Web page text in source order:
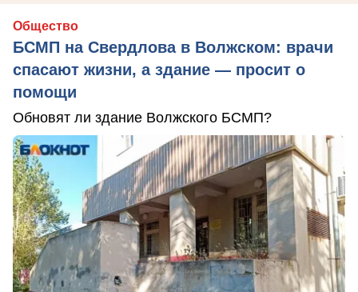
Общество
БСМП на Свердлова в Волжском: врачи
спасают жизни, а здание — просит о
помощи
Обновят ли здание Волжского БСМП?